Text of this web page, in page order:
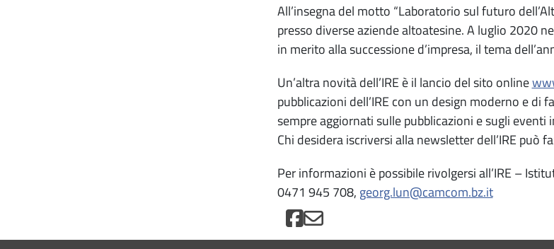
All’insegna del motto “Laboratorio sul futuro
presso diverse aziende altoatesine. A luglio 2020
in merito alla successione d’impresa, il tema
Un’altra novità dell’IRE è il lancio del sito online
pubblicazioni dell’IRE con un design moderno e
sempre aggiornati sulle pubblicazioni e sugli eventi
Chi desidera iscriversi alla newsletter dell’IRE può
Per informazioni è possibile rivolgersi all’IRE –
0471 945 708, georg.lun@camcom.bz.it